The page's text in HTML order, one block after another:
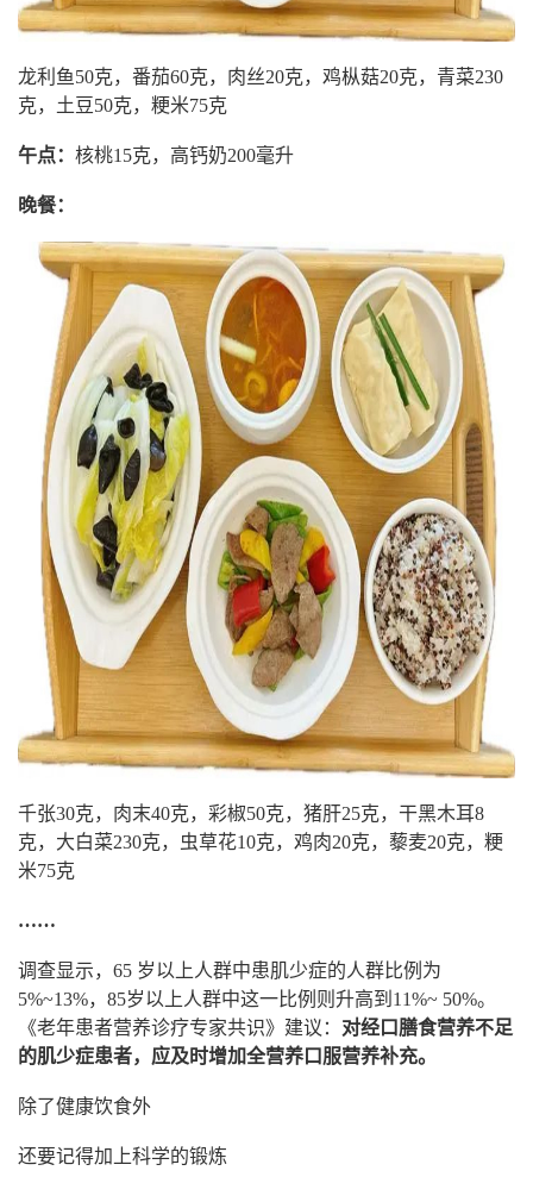
龙利鱼50克，番茄60克，肉丝20克，鸡枞菇20克，青菜230
克，土豆50克，粳米75克
午点： 核桃15克，高钙奶200毫升
晚餐：
千张30克，肉末40克，彩椒50克，猪肝25克，干黑木耳8
克，大白菜230克，虫草花10克，鸡肉20克，藜麦20克，粳
米75克
……
调查显示，65 岁以上人群中患肌少症的人群比例为
5%~13%，85岁以上人群中这一比例则升高到11%~ 50%。
《老年患者营养诊疗专家共识》建议： 对经口膳食营养不足
的肌少症患者，应及时增加全营养口服营养补充。
除了健康饮食外
还要记得加上科学的锻炼